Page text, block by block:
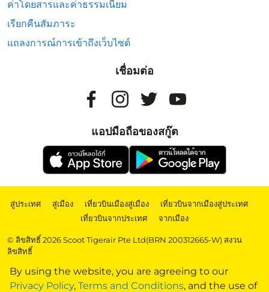
By using the website, you are agreeing to our
Privacy Policy, Terms and Conditions, and the use of
ค่าโดยสารและค่าธรรมเนียม
เรียกคืนสัมภาระ
แถลงการณ์การเข้าถึงเว็บไซต์
เชื่อมต่อ
แอปมือถือของสกู๊ต
สู่ประเทศ | สู่เมือง | เที่ยวบินเมืองสู่เมือง | เที่ยวบินจากเมืองสู่ประเทศ |
เที่ยวบินจากประเทศ | จากเมือง
© ลิขสิทธิ์ 2026 Scoot Tigerair Pte Ltd(BRN 200312665-W) สงวน
ลิขสิทธิ์